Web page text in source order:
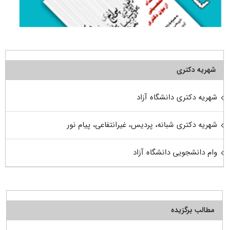
شهریه دکتری
شهریه دکتری دانشگاه آزاد
شهریه دکتری شبانه، پردیس، غیرانتفاعی، پیام نور
وام دانشجویی دانشگاه آزاد
مطالب برگزیده